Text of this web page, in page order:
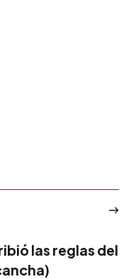
las reglas del